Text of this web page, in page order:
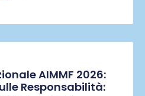
AIMMF 2026:
Responsabilità: